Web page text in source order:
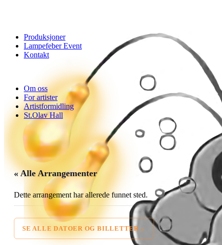
Produksjoner
Lampefeber Event
Kontakt
Om oss
For artister
Artistformidling
St.Olav Hall
« Alle Arrangementer
Dette arrangement har allerede funnet sted.
SE ALLE DATOER OG BILLETTER